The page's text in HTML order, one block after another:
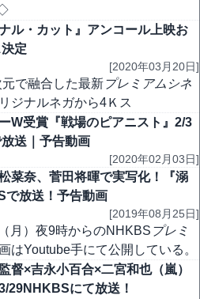
ル・カット』アンコール上映お
定
[2020年03月20日]
で融合した最新プレミアムシネ
ジナルネガから4Ｋス
W受賞『戦場のピアニスト』2/3
送｜予告動画
[2020年02月03日]
菜奈、菅田将暉で実写化！『溺
で放送！予告動画
[2019年08月25日]
月）夜9時からのNHKBS プレミ
はYoutube手にて公開している。
督×吉永小百合×二宮和也（嵐）
29NHKBSにて放送！